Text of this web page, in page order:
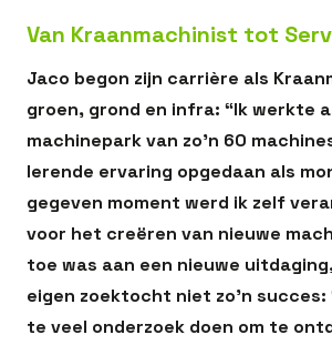
Van Kraanmachinist tot
Jaco begon zijn carrière als
groen, grond en infra: “Ik werkte
machinepark van zo’n 60
lerende ervaring opgedaan als
gegeven moment werd ik zelf
voor het creëren van nieuwe
toe was aan een nieuwe
eigen zoektocht niet zo’n succes:
te veel onderzoek doen om te